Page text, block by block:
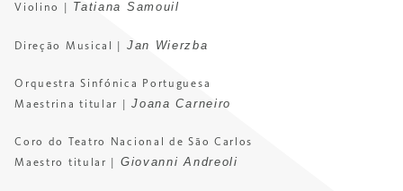
Violino | Tatiana Samouil
Direção Musical | Jan Wierzba
Orquestra Sinfónica Portuguesa
Maestrina titular |Joana Carneiro
Coro do Teatro Nacional de São Carlos
Maestro titular | Giovanni Andreoli